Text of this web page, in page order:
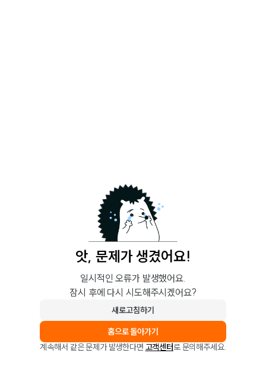
앗, 문제가 생겼어요!
일시적인 오류가 발생했어요.
잠시 후에 다시 시도해주시겠어요?
새로고침하기
홈으로 돌아가기
계속해서 같은 문제가 발생한다면 고객센터로 문의해주세요.